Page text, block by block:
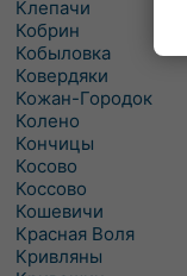
Клепачи
Кобрин
Кобыловка
Ковердяки
Кожан-Городок
Колено
Кончицы
Косово
Коссово
Кошевичи
Красная Воля
Кривляны